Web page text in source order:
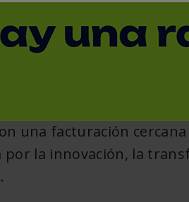
una facturación cercana
por la innovación, la